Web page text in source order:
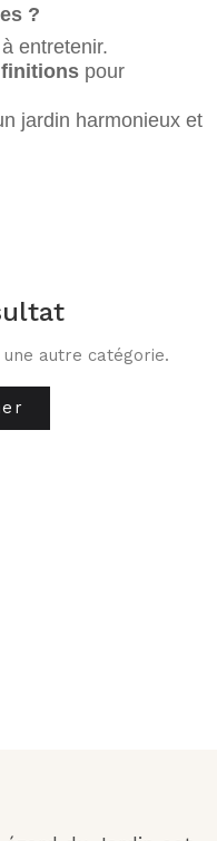
?
entretenir.
finitions pour
jardin harmonieux et
autre catégorie.